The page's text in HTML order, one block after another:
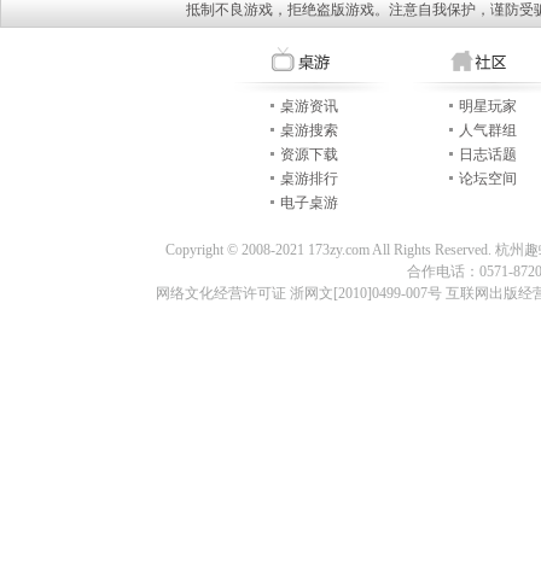
抵制不良游戏，拒绝盗版游戏。注意自我保护，谨防
桌游资讯
桌游搜索
资源下载
桌游排行
电子桌游
明星玩家
人气群组
日志话题
论坛空间
Copyright © 2008-2021 173zy.com All Rights Reserved. 杭
合作电话：0571-
网络文化经营许可证 浙网文[2010]0499-007号 互联网出版